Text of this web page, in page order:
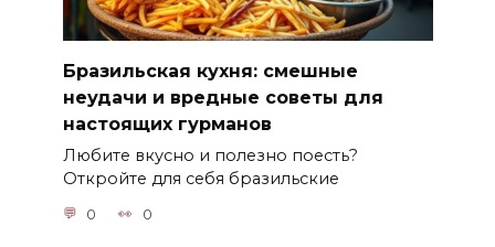
Бразильская кухня: смешные
неудачи и вредные советы для
настоящих гурманов
Любите вкусно и полезно поесть?
Откройте для себя бразильские
0 0